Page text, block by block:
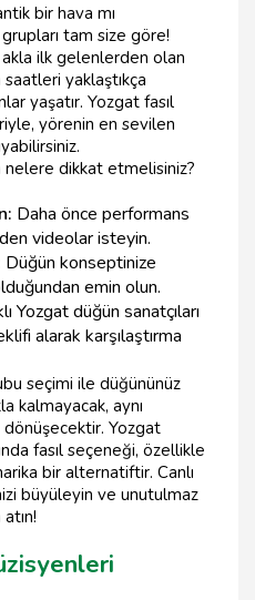
bir hava mı
tam size göre!
ilk gelenlerden olan
yaklaştıkça
yaşatır. Yozgat fasıl
yörenin en sevilen
nelere dikkat etmelisiniz?
Daha önce performans
videolar isteyin.
Düğün konseptinize
emin olun.
Yozgat düğün sanatçıları
alarak karşılaştırma
seçimi ile düğününüz
kalmayacak, aynı
Yozgat
fasıl seçeneği, özellikle
bir alternatiftir. Canlı
büyüleyin ve unutulmaz